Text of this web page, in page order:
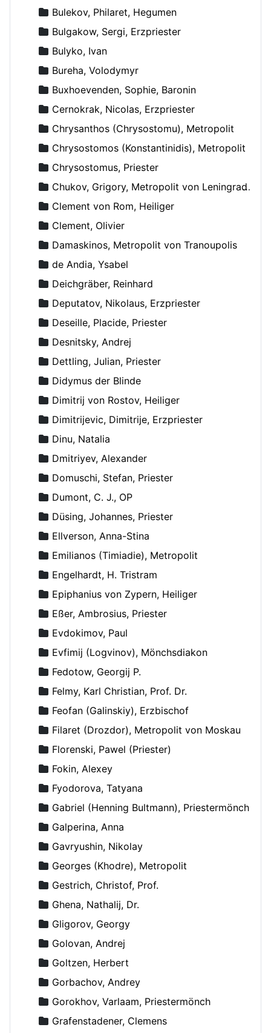
Bulekov, Philaret, Hegumen
Bulgakow, Sergi, Erzpriester
Bulyko, Ivan
Bureha, Volodymyr
Buxhoevenden, Sophie, Baronin
Cernokrak, Nicolas, Erzpriester
Chrysanthos (Chrysostomu), Metropolit
Chrysostomos (Konstantinidis), Metropolit
Chrysostomus, Priester
Chukov, Grigory, Metropolit von Leningrad und Novgorod
Clement von Rom, Heiliger
Clement, Olivier
Damaskinos, Metropolit von Tranoupolis
de Andia, Ysabel
Deichgräber, Reinhard
Deputatov, Nikolaus, Erzpriester
Deseille, Placide, Priester
Desnitsky, Andrej
Dettling, Julian, Priester
Didymus der Blinde
Dimitrij von Rostov, Heiliger
Dimitrijevic, Dimitrije, Erzpriester
Dinu, Natalia
Dmitriyev, Alexander
Domuschi, Stefan, Priester
Dumont, C. J., OP
Düsing, Johannes, Priester
Ellverson, Anna-Stina
Emilianos (Timiadie), Metropolit
Engelhardt, H. Tristram
Epiphanius von Zypern, Heiliger
Eßer, Ambrosius, Priester
Evdokimov, Paul
Evfimij (Logvinov), Mönchsdiakon
Fedotow, Georgij P.
Felmy, Karl Christian, Prof. Dr.
Feofan (Galinskiy), Erzbischof
Filaret (Drozdor), Metropolit von Moskau
Florenski, Pawel (Priester)
Fokin, Alexey
Fyodorova, Tatyana
Gabriel (Henning Bultmann), Priestermönch
Galperina, Anna
Gavryushin, Nikolay
Georges (Khodre), Metropolit
Gestrich, Christof, Prof.
Ghena, Nathalij, Dr.
Gligorov, Georgy
Golovan, Andrej
Goltzen, Herbert
Gorbachov, Andrey
Gorokhov, Varlaam, Priestermönch
Grafenstadener, Clemens